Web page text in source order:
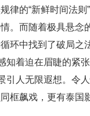
律的“新鲜时间法
。而随着极具悬念
环中找到了破局之
知着迫在眉睫的紧
引人无限遐想。令
框飙戏，更有泰国